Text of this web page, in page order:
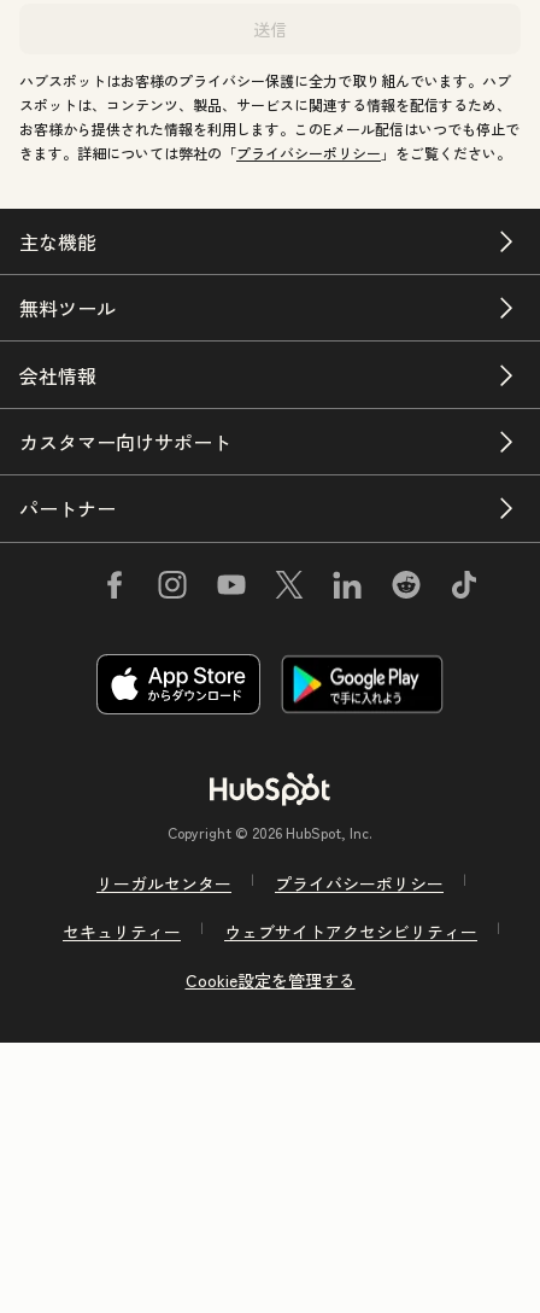
送信
ハブスポットはお客様のプライバシー保護に全力で取り組んでいます。ハブ
スポットは、コンテンツ、製品、サービスに関連する情報を配信するため、
お客様から提供された情報を利用します。このEメール配信はいつでも停止で
きます。詳細については弊社の「プライバシーポリシー 」をご覧ください。
主な機能
無料ツール
会社情報
カスタマー向けサポート
パートナー
Copyright © 2026 HubSpot, Inc.
リーガルセンター
プライバシーポリシー
セキュリティー
ウェブサイトアクセシビリティー
Cookie設定を管理する